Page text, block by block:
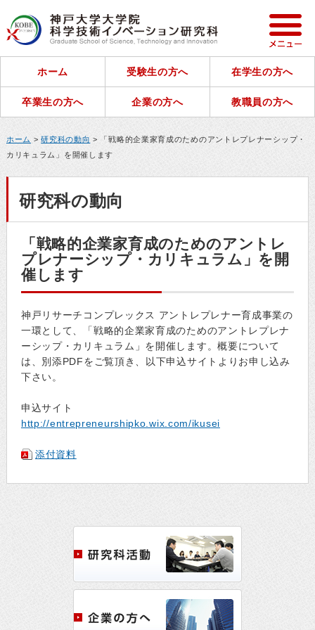
ホーム 受験生の方へ 在学生の方へ
卒業生の方へ 企業の方へ 教職員の方へ
ホーム >研究科の動向 > 「戦略的企業家育成のためのアントレプレナーシップ・
カリキュラム」を開催します
研究科の動向
「戦略的企業家育成のためのアントレ
プレナーシップ・カリキュラム」を開
催します
神戸リサーチコンプレックス アントレプレナー育成事業の
一環として、「戦略的企業家育成のためのアントレプレナ
ーシップ・カリキュラム」を開催します。概要について
は、別添PDFをご覧頂き、以下申込サイトよりお申し込み
下さい。
申込サイト
http://entrepreneurshipko.wix.com/ikusei
添付資料